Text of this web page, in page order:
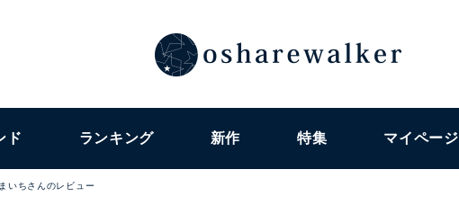
ド ランキング 新作 特集 マイページ
まいちさんのレビュー